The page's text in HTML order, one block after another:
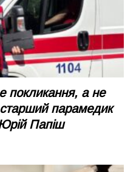
покликання, а не
парамедик
Папіш